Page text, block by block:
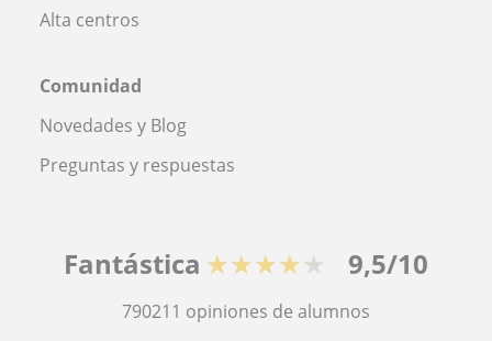
Alta centros
Comunidad
Novedades y Blog
Preguntas y respuestas
Fantástica ★★★★★ 9,5/10
790211 opiniones de alumnos